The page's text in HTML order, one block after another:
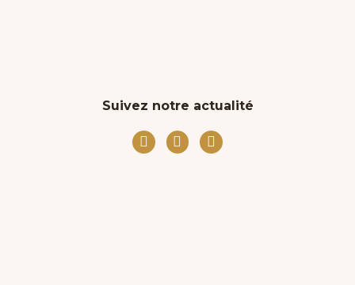
Suivez notre actualité